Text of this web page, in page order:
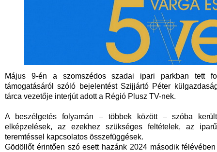
Május 9-én a szomszédos szadai ipari parkban tett
támogatásáról szóló bejelentést Szijjártó Péter
tárca vezetője interjút adott a Régió Plusz TV-nek.
A beszélgetés folyamán – többek között – szóba
elképzelések, az ezekhez szükséges feltételek, az
teremtéssel kapcsolatos összefüggések.
Gödöllőt érintően szó esett hazánk 2024 második